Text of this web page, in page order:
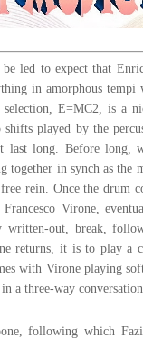
led to expect that
in amorphous
E=MC2, is a
played by the
last long. Before long,
together in synch as
rein. Once the drum
Virone,
written-out, break,
returns, it is to play a
with Virone playing
a three-way
following which